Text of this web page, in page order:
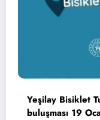
Yeşilay Bisiklet
buluşması 19